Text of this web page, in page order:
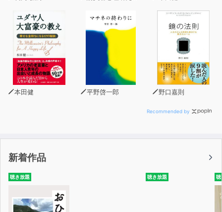
長と、華やかなキャリアを歩んできました。
「オレについてこい」というタイプでは決してなかった著
者は、
まわりに推されるまま、気がついたらとうとう社長になっ
ていたのだといいます。
著者の持論は「リーダーは弱くてもかまわない」。
センスが散りばめられています。
まもなくリーダーになるという方、今リーダーとして悩み
を抱えながら過ごしている方にこそ
お聴きいただき、活用していただきたい1冊です。
本田健 平野啓一郎 野口嘉則
Recommended by
新着作品
聴き放題 聴き放題 聴